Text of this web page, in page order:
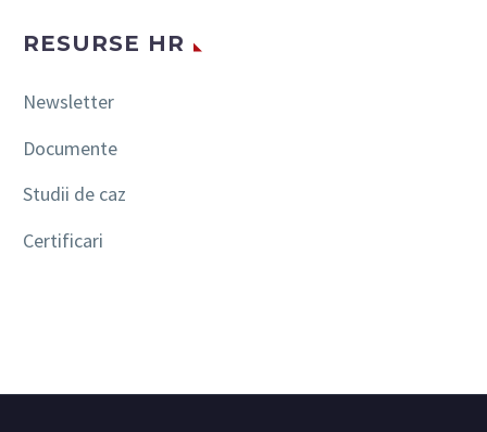
RESURSE HR
Newsletter
Documente
Studii de caz
Certificari